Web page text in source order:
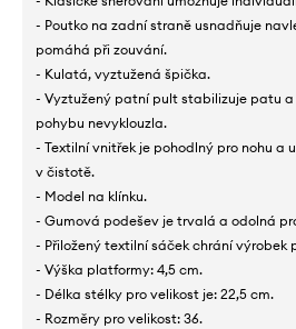
- Poutko na zadní straně usnadňuje
pomáhá při zouvání.
- Kulatá, vyztužená špička.
- Vyztužený patní pult stabilizuje patu a
pohybu nevyklouzla.
- Textilní vnitřek je pohodlný pro nohu a
v čistotě.
- Model na klínku.
- Gumová podešev je trvalá a odolná
- Přiložený textilní sáček chrání výrobek
- Výška platformy: 4,5 cm.
- Délka stélky pro velikost je: 22,5 cm.
- Rozměry pro velikost: 36.